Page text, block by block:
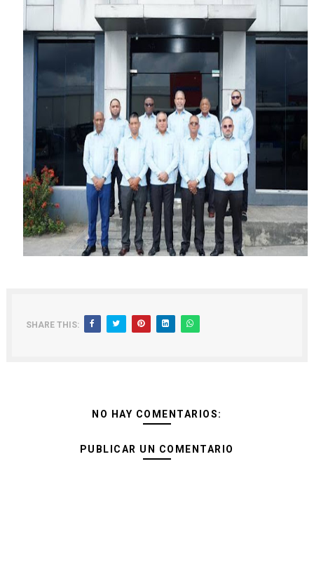
SHARE THIS:
NO HAY COMENTARIOS:
PUBLICAR UN COMENTARIO